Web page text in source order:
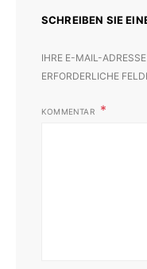
SCHREIBEN SIE
IHRE E-MAIL-
ERFORDERLICHE
KOMMENTAR